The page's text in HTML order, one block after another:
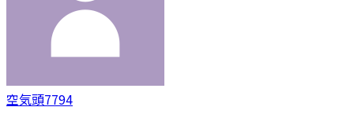
空気頭7794